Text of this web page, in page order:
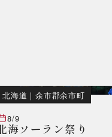
北海道 ｜余市郡余市町
8/9
海ソーラン祭り